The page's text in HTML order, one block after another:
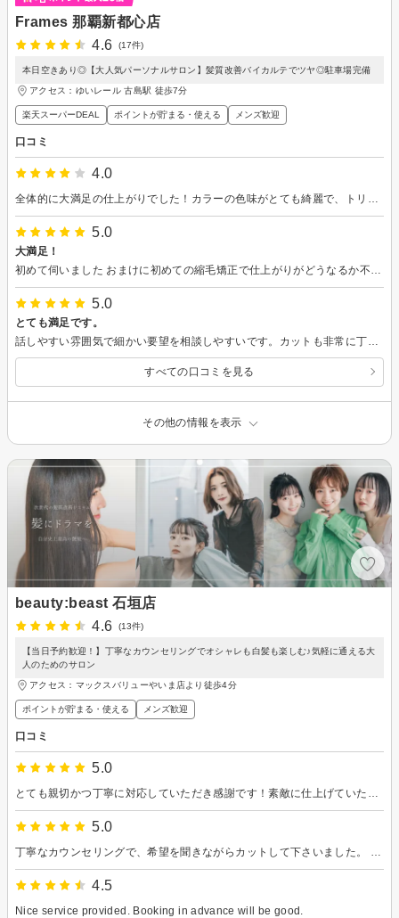
Frames 那覇新都心店
4.6
(17件)
本日空きあり◎【大人気パーソナルサロン】髪質改善バイカルテでツヤ◎駐車場完備
アクセス：ゆいレール 古島駅 徒歩7分
楽天スーパーDEAL ポイントが貯まる・使える メンズ歓迎
口コミ
4.0
5.0
大満足！
5.0
とても満足です。
すべての口コミを見る
その他の情報を表示
beauty:beast 石垣店
4.6
(13件)
【当日予約歓迎！】丁寧なカウンセリングでオシャレも白髪も楽しむ♪気軽に通える大
人のためのサロン
アクセス：マックスバリューやいま店より徒歩4分
ポイントが貯まる・使える メンズ歓迎
口コミ
5.0
5.0
4.5
Nice service provided. Booking in advance will be good.